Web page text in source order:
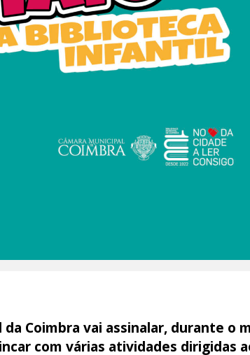
Coimbra vai assinalar, durante o
com várias atividades dirigidas